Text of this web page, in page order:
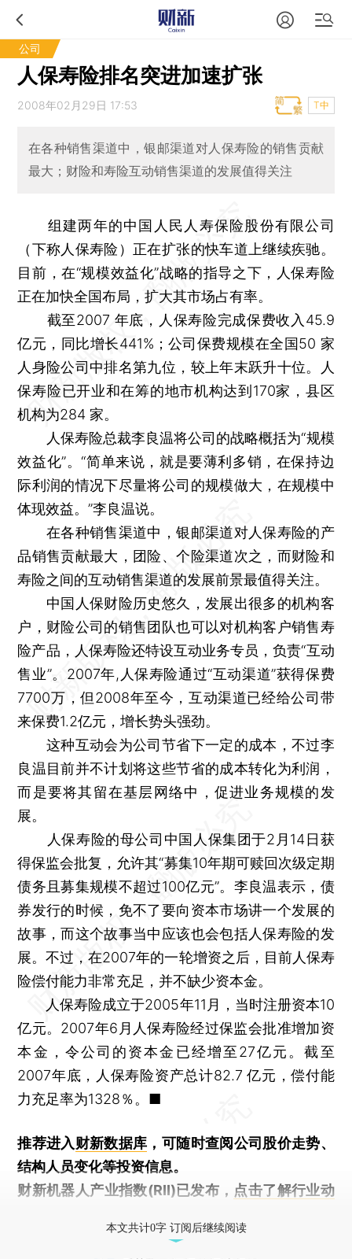
公司
人保寿险排名突进加速扩张
2008年02月29日 17:53 T中
在各种销售渠道中，银邮渠道对人保寿险的销售贡献
最大；财险和寿险互动销售渠道的发展值得关注
组建两年的中国人民人寿保险股份有限公司
（下称人保寿险）正在扩张的快车道上继续疾驰。
目前，在“规模效益化”战略的指导之下，人保寿险
正在加快全国布局，扩大其市场占有率。
截至2007 年底，人保寿险完成保费收入45.9
亿元，同比增长441%；公司保费规模在全国50 家
人身险公司中排名第九位，较上年末跃升十位。人
保寿险已开业和在筹的地市机构达到170家，县区
机构为284 家。
人保寿险总裁李良温将公司的战略概括为“规模
效益化”。“简单来说，就是要薄利多销，在保持边
际利润的情况下尽量将公司的规模做大，在规模中
体现效益。”李良温说。
在各种销售渠道中，银邮渠道对人保寿险的产
品销售贡献最大，团险、个险渠道次之，而财险和
寿险之间的互动销售渠道的发展前景最值得关注。
中国人保财险历史悠久，发展出很多的机构客
户，财险公司的销售团队也可以对机构客户销售寿
险产品，人保寿险还特设互动业务专员，负责“互动
售业”。2007年,人保寿险通过“互动渠道”获得保费
7700万，但2008年至今，互动渠道已经给公司带
来保费1.2亿元，增长势头强劲。
这种互动会为公司节省下一定的成本，不过李
良温目前并不计划将这些节省的成本转化为利润，
而是要将其留在基层网络中，促进业务规模的发
展。
人保寿险的母公司中国人保集团于2月14日获
得保监会批复，允许其“募集10年期可赎回次级定期
债务且募集规模不超过100亿元”。李良温表示，债
券发行的时候，免不了要向资本市场讲一个发展的
故事，而这个故事当中应该也会包括人保寿险的发
展。不过，在2007年的一轮增资之后，目前人保寿
险偿付能力非常充足，并不缺少资本金。
人保寿险成立于2005年11月，当时注册资本10
亿元。2007年6月人保寿险经过保监会批准增加资
本金，令公司的资本金已经增至27亿元。截至
2007年底，人保寿险资产总计82.7 亿元，偿付能
力充足率为1328％。■
推荐进入财新数据库 ，可随时查阅公司股价走势、
结构人员变化等投资信息。
财新机器人产业指数(RII)已发布， 点击了解行业动
本文共计0字 订阅后继续阅读